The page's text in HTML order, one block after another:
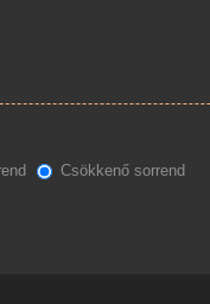
Csökkenő sorrend